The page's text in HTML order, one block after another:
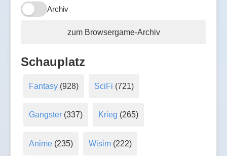
Archiv
zum Browsergame-Archiv
Schauplatz
Fantasy(928) SciFi (721)
Gangster(337) Krieg (265)
Anime(235) Wisim (222)